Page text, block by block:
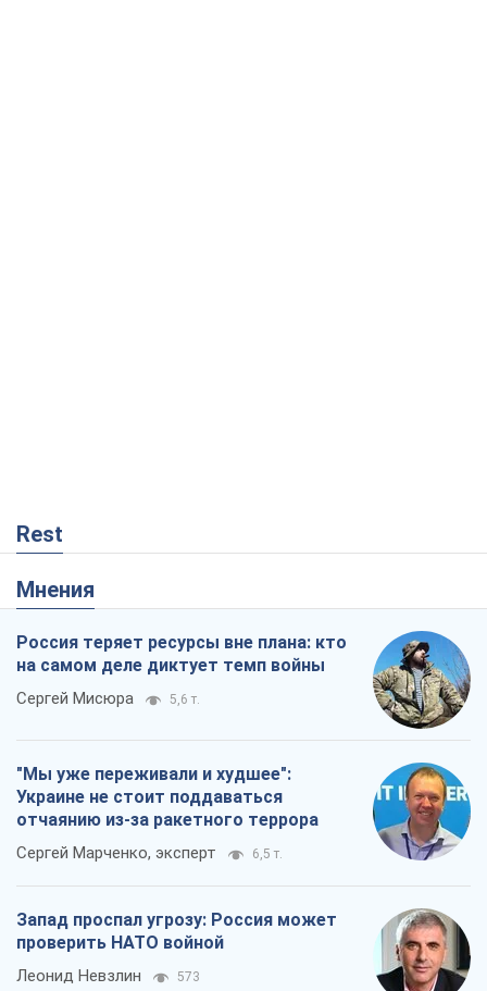
Rest
Мнения
Россия теряет ресурсы вне плана: кто
на самом деле диктует темп войны
Сергей Мисюра 5,6 т.
"Мы уже переживали и худшее":
Украине не стоит поддаваться
отчаянию из-за ракетного террора
Сергей Марченко, эксперт 6,5 т.
Запад проспал угрозу: Россия может
проверить НАТО войной
Леонид Невзлин 573